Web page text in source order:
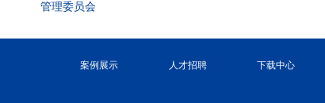
管理委员会
案例展示 人才招聘 下载中心